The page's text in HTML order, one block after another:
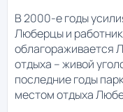
В 2000-е годы
Люберцы и
облагораживается
отдыха – живой
последние годы
местом отдыха